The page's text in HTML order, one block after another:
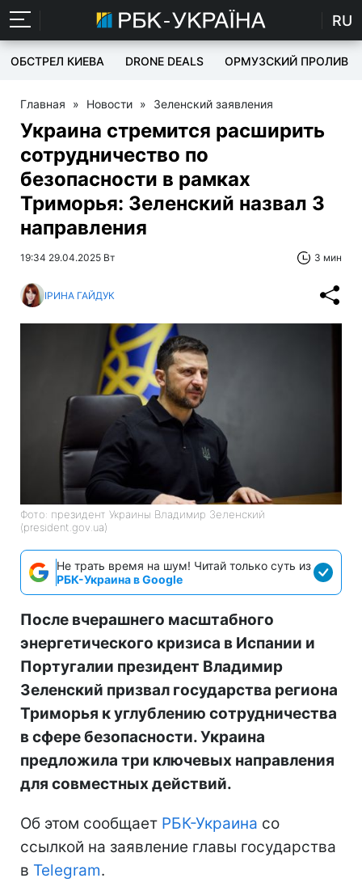
RU
ОБСТРЕЛ КИЕВА DRONE DEALS ОРМУЗСКИЙ ПРОЛИВ
Главная » Новости » Зеленский заявления
Украина стремится расширить
сотрудничество по
безопасности в рамках
Триморья: Зеленский назвал 3
направления
19:34 29.04.2025 Вт 3 мин
ІРИНА ГАЙДУК
Фото: президент Украины Владимир Зеленский
(president.gov.ua)
Не трать время на шум! Читай только суть из
РБК-Украина в Google
После вчерашнего масштабного
энергетического кризиса в Испании и
Португалии президент Владимир
Зеленский призвал государства региона
Триморья к углублению сотрудничества
в сфере безопасности. Украина
предложила три ключевых направления
для совместных действий.
Об этом сообщает РБК-Украина со
ссылкой на заявление главы государства
в Telegram.